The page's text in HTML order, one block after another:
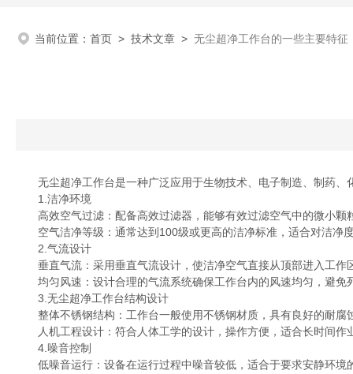
当前位置： 首页 > 技术文章 > 无尘超净工作台的一些主要特征
无尘超净工作台是一种广泛应用于生物技术、电子制造、制药、
1.洁净环境
高效空气过滤：配备高效过滤器，能够有效过滤空气中的微小颗
空气洁净等级：通常达到100级或更高的洁净标准，适合对洁净
2.气流设计
垂直气流：采用垂直气流设计，使洁净空气直接从顶部进入工作
均匀风速：设计合理的气流系统确保工作台内的风速均匀，避免
3.无尘超净工作台结构设计
整体不锈钢结构：工作台一般使用不锈钢材质，具有良好的耐腐
人机工程设计：符合人体工学的设计，操作方便，适合长时间作
4.噪音控制
低噪音运行：设备在运行过程中噪音较低，适合于要求安静环境